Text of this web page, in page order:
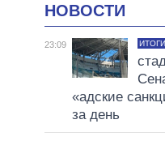
НОВОСТИ
23:09 ИТОГИ
«адские
за день